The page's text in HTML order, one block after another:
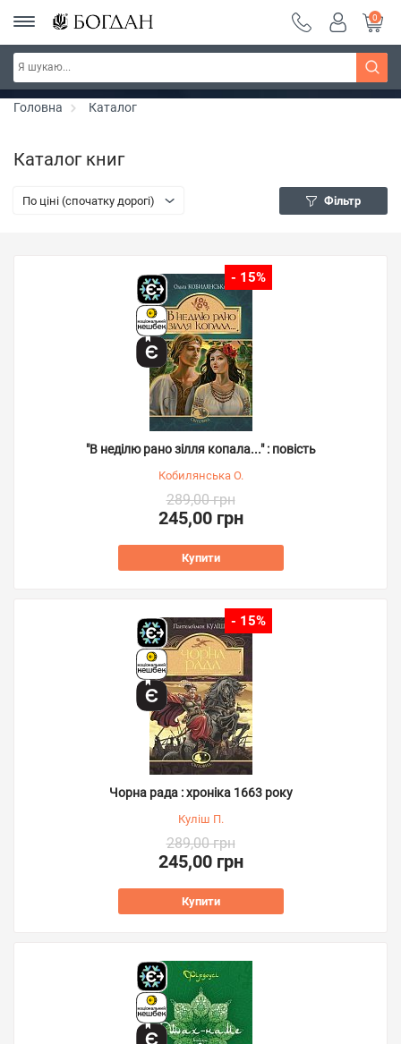
РОЗПРОДАЖ ~ 150 грн ~ 200 грн ~ 250 грн ~
300 грн ~ РОЗПРОДАЖ
Дізнатись більше
0
Головна Каталог
Каталог книг
По ціні (спочатку дорогі) Фільтр
- 15%
"В неділю рано зілля копала..." : повість
Кобилянська О.
289,00 грн
245,00 грн
Купити
- 15%
Чорна рада : хроніка 1663 року
Куліш П.
289,00 грн
245,00 грн
Купити